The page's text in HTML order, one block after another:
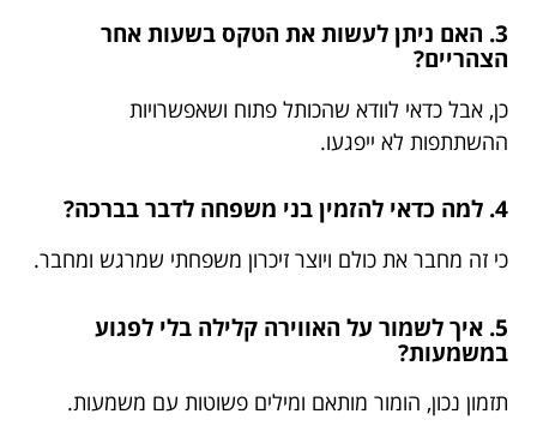
3. האם ניתן לעשות את הטקס בשעות אחר
הצהריים?
כן, אבל כדאי לוודא שהכותל פתוח ושאפשרויות
ההשתתפות לא ייפגעו.
4. למה כדאי להזמין בני משפחה לדבר בברכה?
כי זה מחבר את כולם ויוצר זיכרון משפחתי שמרגש ומחבר.
5. איך לשמור על האווירה קלילה בלי לפגוע
במשמעות?
תזמון נכון, הומור מותאם ומילים פשוטות עם משמעות.